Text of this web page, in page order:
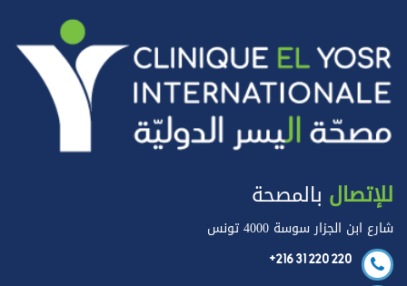
للإتصال بالمصحة
شارع ابن الجزار سوسة 4000 تونس
+216 31 220 220